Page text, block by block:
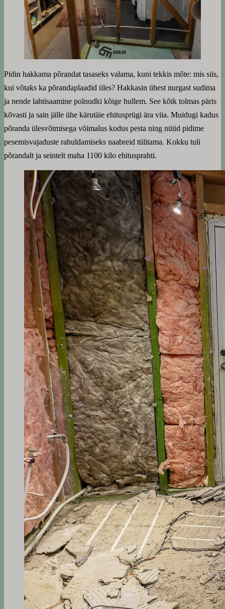
Pidin hakkama põrandat tasaseks valama, kuni tekkis mõte: mis siis,
kui võtaks ka põrandaplaadid üles? Hakkasin ühest nurgast sudima
ja nende lahtisaamine polnudki kõige hullem. See kõik tolmas päris
kõvasti ja sain jälle ühe kärutäie ehitusprügi ära viia. Muidugi kadus
põranda ülesvõtmisega võimalus kodus pesta ning nüüd pidime
pesemisvajaduste rahuldamiseks naabreid tülitama. Kokku tuli
põrandalt ja seintelt maha 1100 kilo ehitusprahti.